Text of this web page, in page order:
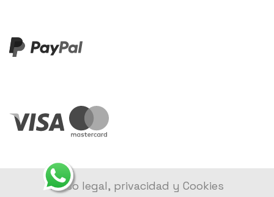
Aviso legal, privacidad y Cookies